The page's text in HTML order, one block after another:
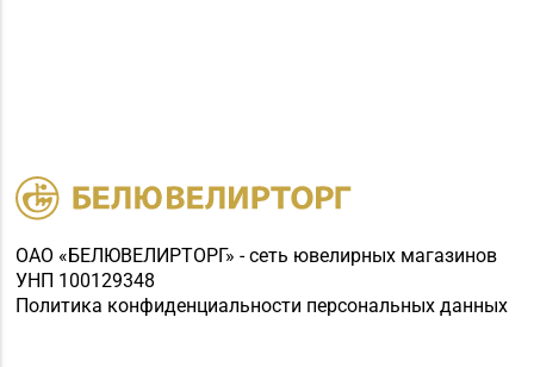
ОАО «БЕЛЮВЕЛИРТОРГ» - сеть ювелирных магазинов
УНП 100129348
Политика конфиденциальности персональных данных